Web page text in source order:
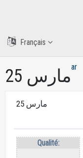
Français
25 مارسar
25 مارس
Qualité: